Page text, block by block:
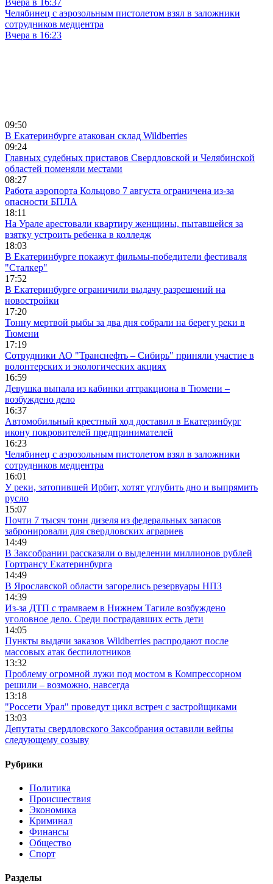
Вчера в 16:37
Челябинец с аэрозольным пистолетом взял в заложники
сотрудников медцентра
Вчера в 16:23
09:50
В Екатеринбурге атакован склад Wildberries
09:24
Главных судебных приставов Свердловской и Челябинской
областей поменяли местами
08:27
Работа аэропорта Кольцово 7 августа ограничена из-за
опасности БПЛА
18:11
На Урале арестовали квартиру женщины, пытавшейся за
взятку устроить ребенка в колледж
18:03
В Екатеринбурге покажут фильмы-победители фестиваля
"Сталкер"
17:52
В Екатеринбурге ограничили выдачу разрешений на
новостройки
17:20
Тонну мертвой рыбы за два дня собрали на берегу реки в
Тюмени
17:19
Сотрудники АО "Транснефть – Сибирь" приняли участие в
волонтерских и экологических акциях
16:59
Девушка выпала из кабинки аттракциона в Тюмени –
возбуждено дело
16:37
Автомобильный крестный ход доставил в Екатеринбург
икону покровителей предпринимателей
16:23
Челябинец с аэрозольным пистолетом взял в заложники
сотрудников медцентра
16:01
У реки, затопившей Ирбит, хотят углубить дно и выпрямить
русло
15:07
Почти 7 тысяч тонн дизеля из федеральных запасов
забронировали для свердловских аграриев
14:49
В Заксобрании рассказали о выделении миллионов рублей
Гортрансу Екатеринбурга
14:49
В Ярославской области загорелись резервуары НПЗ
14:39
Из-за ДТП с трамваем в Нижнем Тагиле возбуждено
уголовное дело. Среди пострадавших есть дети
14:05
Пункты выдачи заказов Wildberries распродают после
массовых атак беспилотников
13:32
Проблему огромной лужи под мостом в Компрессорном
решили – возможно, навсегда
13:18
"Россети Урал" проведут цикл встреч с застройщиками
13:03
Депутаты свердловского Заксобрания оставили вейпы
следующему созыву
Рубрики
Политика
Происшествия
Экономика
Криминал
Финансы
Общество
Спорт
Разделы